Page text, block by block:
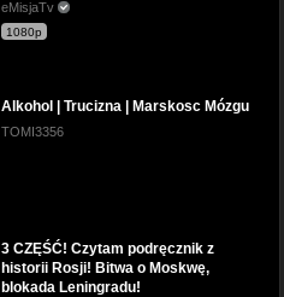
eMisjaTv
1080p
Alkohol | Trucizna | Marskosc Mózgu
TOMI3356
3 CZĘŚĆ! Czytam podręcznik z
historii Rosji! Bitwa o Moskwę,
blokada Leningradu!